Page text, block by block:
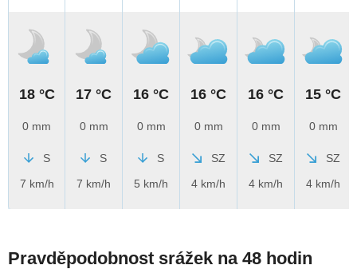
18 °C
0 mm
S
7 km/h
17 °C
0 mm
S
7 km/h
16 °C
0 mm
S
5 km/h
16 °C
0 mm
SZ
4 km/h
16 °C
0 mm
SZ
4 km/h
15 °C
0 mm
SZ
4 km/h
Pravděpodobnost srážek na 48 hodin